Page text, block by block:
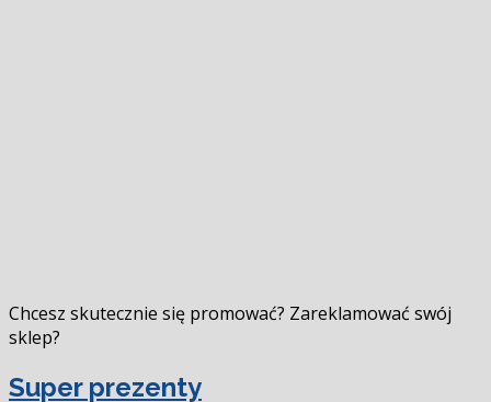
Chcesz skutecznie się promować? Zareklamować swój
sklep?
Super prezenty